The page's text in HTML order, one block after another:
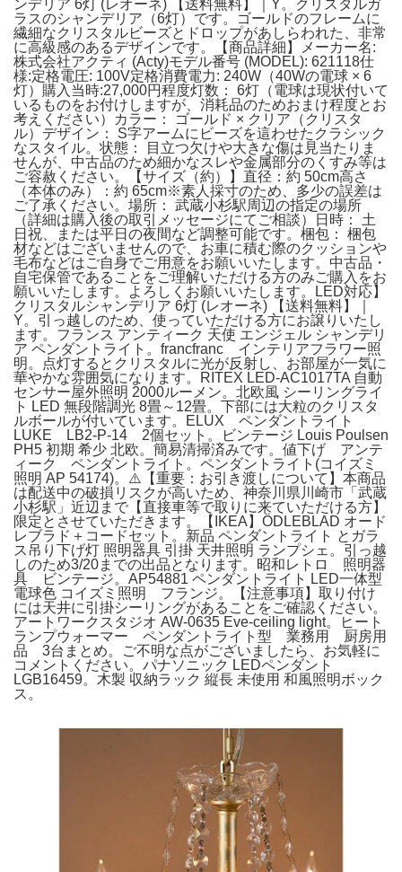
ンデリア 6灯 (レオーネ) 【送料無料】｜Y。クリスタルガ
ラスのシャンデリア（6灯）です。ゴールドのフレームに
繊細なクリスタルビーズとドロップがあしらわれた、非常
に高級感のあるデザインです。【商品詳細】メーカー名:
株式会社アクティ (Acty)モデル番号 (MODEL): 621118仕
様:定格電圧: 100V定格消費電力: 240W（40Wの電球 × 6
灯）購入当時:27,000円程度灯数： 6灯（電球は現状付いて
いるものをお付けしますが、消耗品のためおまけ程度とお
考えください）カラー： ゴールド × クリア（クリスタ
ル）デザイン： S字アームにビーズを這わせたクラシック
なスタイル。状態： 目立つ欠けや大きな傷は見当たりま
せんが、中古品のため細かなスレや金属部分のくすみ等は
ご容赦ください。【サイズ（約）】直径：約 50cm高さ
（本体のみ）：約 65cm※素人採寸のため、多少の誤差は
ご了承ください。場所： 武蔵小杉駅周辺の指定の場所
（詳細は購入後の取引メッセージにてご相談）日時： 土
日祝、または平日の夜間など調整可能です。梱包： 梱包
材などはございませんので、お車に積む際のクッションや
毛布などはご自身でご用意をお願いいたします。中古品・
自宅保管であることをご理解いただける方のみご購入をお
願いいたします。よろしくお願いいたします。LED対応】
クリスタルシャンデリア 6灯 (レオーネ) 【送料無料】｜
Y。引っ越しのため、使っていただける方にお譲りいたし
ます。フランス アンティーク 天使 エンジェル シャンデリ
ア ペンダントライト。francfranc インテリアフラワー照
明。点灯するとクリスタルに光が反射し、お部屋が一気に
華やかな雰囲気になります。RITEX LED-AC1017TA 自動
センサー屋外照明 2000ルーメン。北欧風 シーリングライ
ト LED 無段階調光 8畳～12畳。下部には大粒のクリスタ
ルボールが付いています。ELUX ペンダントライト
LUKE LB2-P-14 2個セット。ビンテージ Louis Poulsen
PH5 初期 希少 北欧。簡易清掃済みです。値下げ アンテ
ィーク ペンダントライト。ペンダントライト(コイズミ
照明 AP 54174)。⚠️【重要：お引き渡しについて】本商品
は配送中の破損リスクが高いため、神奈川県川崎市「武蔵
小杉駅」近辺まで【直接車等で取りに来ていただける方】
限定とさせていただきます。【IKEA】ÖDLEBLAD オード
レブラド＋コードセット。新品 ペンダントライト とガラ
ス吊り下げ灯 照明器具 引掛 天井照明 ランプシェ。引っ越
しのため3/20までの出品となります。昭和レトロ 照明器
具 ビンテージ。AP54881 ペンダントライト LED一体型
電球色 コイズミ照明 フランジ。【注意事項】取り付け
には天井に引掛シーリングがあることをご確認ください。
アートワークスタジオ AW-0635 Eve-ceiling light。ヒート
ランプウォーマー ペンダントライト型 業務用 厨房用
品 3台まとめ。ご不明な点がございましたら、お気軽に
コメントください。パナソニック LEDペンダント
LGB16459。木製 収納ラック 縦長 未使用 和風照明ボック
ス。